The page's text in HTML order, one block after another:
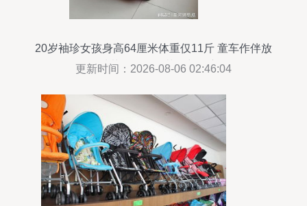
20岁袖珍女孩身高64厘米体重仅11斤 童车作伴放
鸭种菜，父母的苦涩与坚守
更新时间：2026-08-06 02:46:04